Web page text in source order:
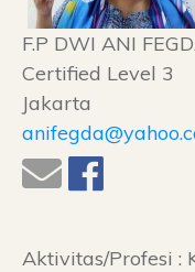
F.P DWI ANI
Certified Level 3
Jakarta
Aktivitas/Profesi :